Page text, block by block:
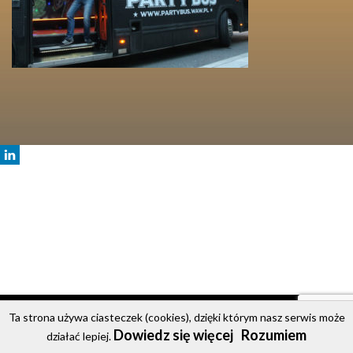
© 2020 Party Bus
Strona główna
Oferta Cennik Galeria Kontakt
Ta strona używa ciasteczek (cookies), dzięki którym nasz serwis może
działać lepiej. Dowiedz się więcej Rozumiem